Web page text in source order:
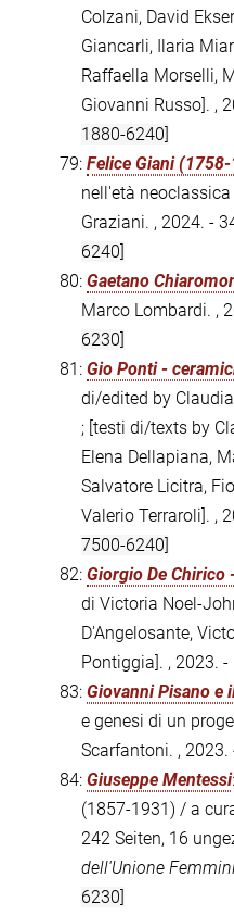
Colzani, David
Giancarli, Ilaria
Raffaella Morselli,
Giovanni Russo]. ,
1880-6240]
79: Felice Giani
nell'età
Graziani. , 2024. -
6240]
80: Gaetano
Marco Lombardi. ,
6230]
81: Gio Ponti -
di/edited by
; [testi di/texts by
Elena Dellapiana,
Salvatore Licitra,
Valerio Terraroli]. ,
7500-6240]
82: Giorgio De Chirico
di Victoria Noel-
D'Angelosante,
Pontiggia]. , 2023. -
83: Giovanni Pisano e
e genesi di un
Scarfantoni. , 2023.
84: Giuseppe Mentessi
(1857-1931) / a
242 Seiten, 16
dell'Unione
6230]